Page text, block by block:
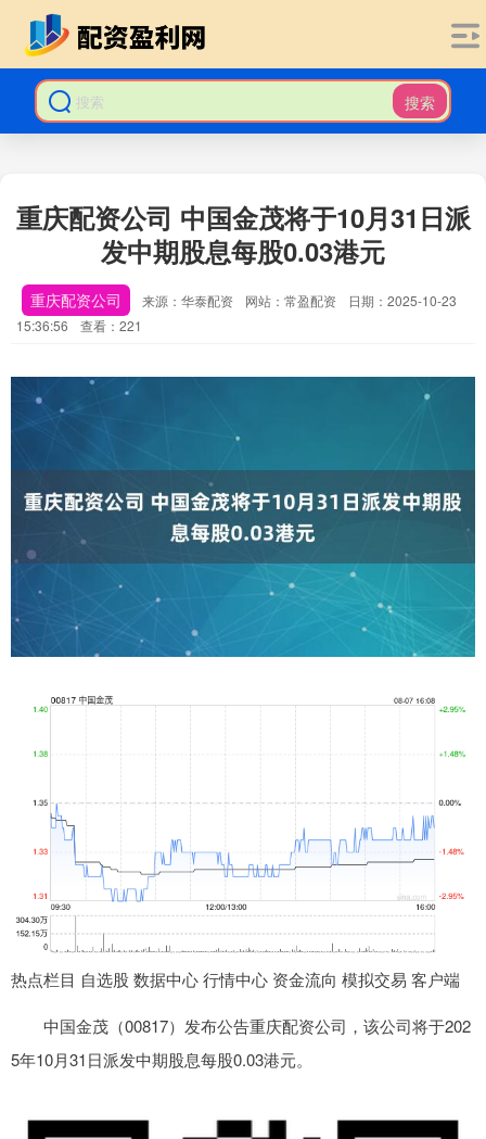
搜索
重庆配资公司 中国金茂将于10月31日派
发中期股息每股0.03港元
重庆配资公司 来源：华泰配资 网站：常盈配资
日期：2025-10-23
15:36:56
查看：221
热点栏目 自选股 数据中心 行情中心 资金流向 模拟交易 客户端
中国金茂（00817）发布公告重庆配资公司，该公司将于202
5年10月31日派发中期股息每股0.03港元。